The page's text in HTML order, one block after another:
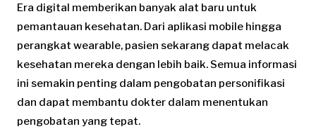
Era digital memberikan banyak alat baru untuk
pemantauan kesehatan. Dari aplikasi mobile hingga
perangkat wearable, pasien sekarang dapat melacak
kesehatan mereka dengan lebih baik. Semua informasi
ini semakin penting dalam pengobatan personifikasi
dan dapat membantu dokter dalam menentukan
pengobatan yang tepat.